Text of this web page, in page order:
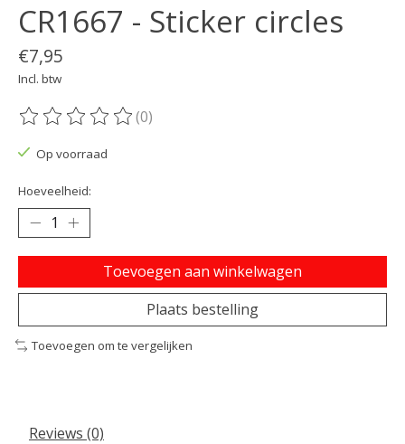
CR1667 - Sticker circles
€7,95
Incl. btw
De beoordeling van dit product is
(0)
Op voorraad
Hoeveelheid:
Toevoegen aan winkelwagen
Plaats bestelling
Toevoegen om te vergelijken
Reviews (0)